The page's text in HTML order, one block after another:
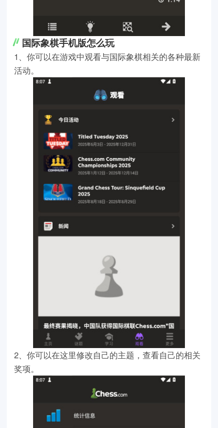
国际象棋手机版怎么玩
1、你可以在游戏中观看与国际象棋相关的各种最新
活动。
2、你可以在这里修改自己的主题，查看自己的相关
奖项。